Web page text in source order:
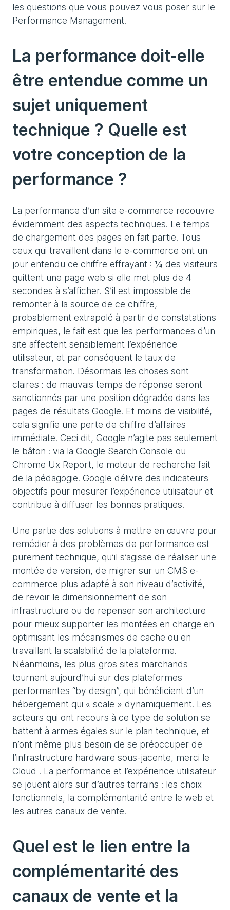
les questions que vous pouvez vous poser sur le
Performance Management.
La performance doit-elle
être entendue comme un
sujet uniquement
technique ? Quelle est
votre conception de la
performance ?
La performance d’un site e-commerce recouvre
évidemment des aspects techniques. Le temps
de chargement des pages en fait partie. Tous
ceux qui travaillent dans le e-commerce ont un
jour entendu ce chiffre effrayant : ¼ des visiteurs
quittent une page web si elle met plus de 4
secondes à s’afficher. S’il est impossible de
remonter à la source de ce chiffre,
probablement extrapolé à partir de constatations
empiriques, le fait est que les performances d’un
site affectent sensiblement l’expérience
utilisateur, et par conséquent le taux de
transformation. Désormais les choses sont
claires : de mauvais temps de réponse seront
sanctionnés par une position dégradée dans les
pages de résultats Google. Et moins de visibilité,
cela signifie une perte de chiffre d’affaires
immédiate. Ceci dit, Google n’agite pas seulement
le bâton : via la Google Search Console ou
Chrome Ux Report, le moteur de recherche fait
de la pédagogie. Google délivre des indicateurs
objectifs pour mesurer l’expérience utilisateur et
contribue à diffuser les bonnes pratiques.
Une partie des solutions à mettre en œuvre pour
remédier à des problèmes de performance est
purement technique, qu’il s’agisse de réaliser une
montée de version, de migrer sur un CMS e-
commerce plus adapté à son niveau d’activité,
de revoir le dimensionnement de son
infrastructure ou de repenser son architecture
pour mieux supporter les montées en charge en
optimisant les mécanismes de cache ou en
travaillant la scalabilité de la plateforme.
Néanmoins, les plus gros sites marchands
tournent aujourd’hui sur des plateformes
performantes “by design”, qui bénéficient d’un
hébergement qui « scale » dynamiquement. Les
acteurs qui ont recours à ce type de solution se
battent à armes égales sur le plan technique, et
n’ont même plus besoin de se préoccuper de
l’infrastructure hardware sous-jacente, merci le
Cloud ! La performance et l’expérience utilisateur
se jouent alors sur d’autres terrains : les choix
fonctionnels, la complémentarité entre le web et
les autres canaux de vente.
Quel est le lien entre la
complémentarité des
canaux de vente et la